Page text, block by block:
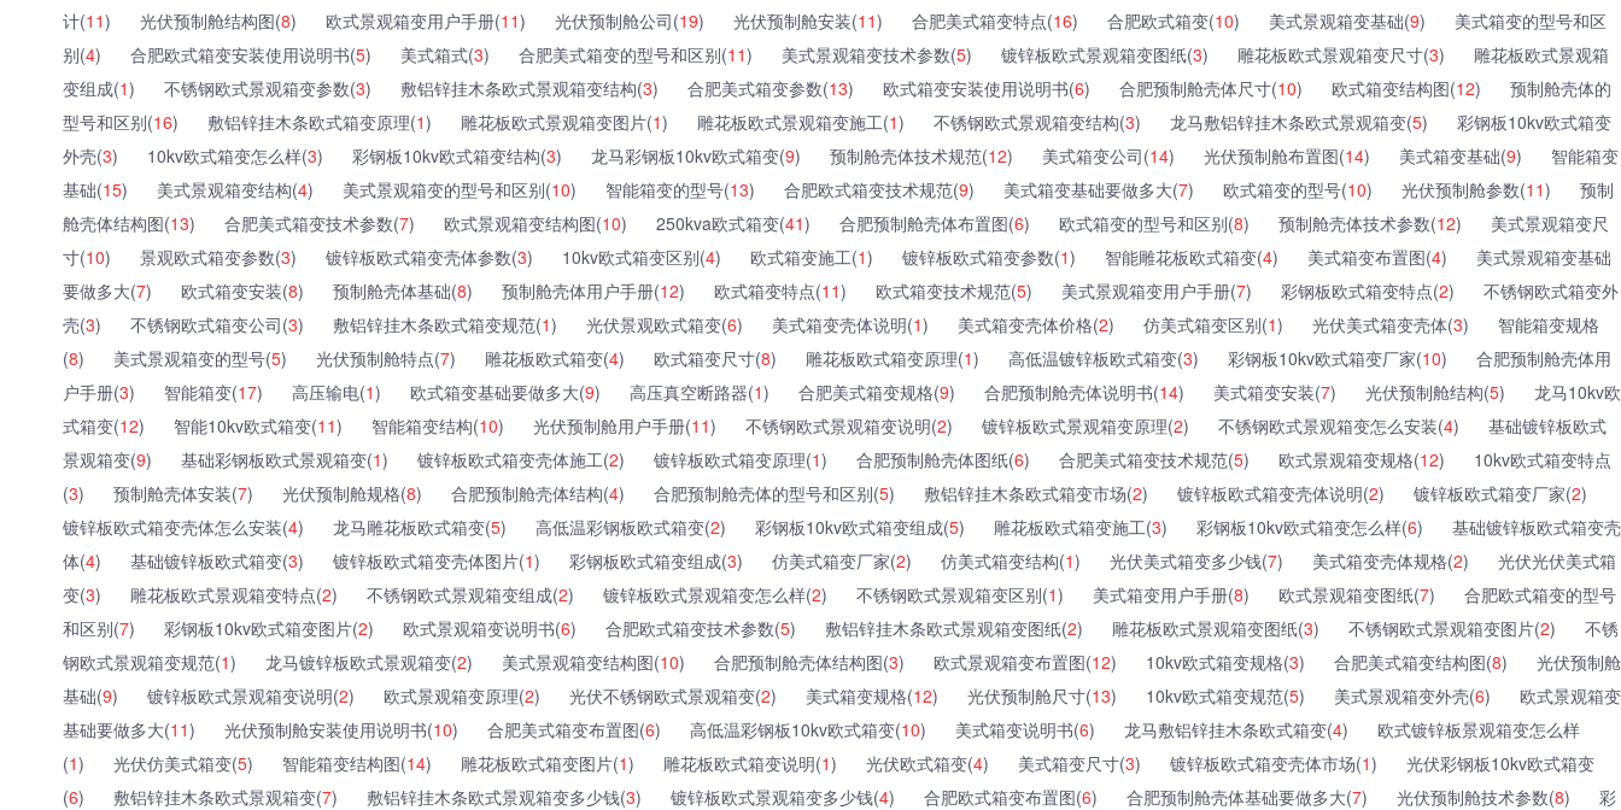
计(11) 光伏预制舱结构图(8) 欧式景观箱变用户手册(11) 光伏预制舱公司(19) 光伏预制舱安装(11) 合肥美式箱变特点(16) 合肥欧式箱变(10) 美式景观箱变基础(9)
美式箱变的型号和区
别(4) 合肥欧式箱变安装使用说明书(5) 美式箱式(3) 合肥美式箱变的型号和区别(11) 美式景观箱变技术参数(5) 镀锌板欧式景观箱变图纸(3) 雕花板欧式景观箱变尺寸(3)
雕花板欧式景观箱
变组成(1) 不锈钢欧式景观箱变参数(3) 敷铝锌挂木条欧式景观箱变结构(3) 合肥美式箱变参数(13) 欧式箱变安装使用说明书(6) 合肥预制舱壳体尺寸(10) 欧式箱变结构图(12)
预制舱壳体的
型号和区别(16) 敷铝锌挂木条欧式箱变原理(1) 雕花板欧式景观箱变图片(1) 雕花板欧式景观箱变施工(1) 不锈钢欧式景观箱变结构(3) 龙马敷铝锌挂木条欧式景观箱变(5)
彩钢板10kv欧式箱变
外壳(3) 10kv欧式箱变怎么样(3) 彩钢板10kv欧式箱变结构(3) 龙马彩钢板10kv欧式箱变(9) 预制舱壳体技术规范(12) 美式箱变公司(14) 光伏预制舱布置图(14) 美式箱变基础(9)
智能箱变
基础(15) 美式景观箱变结构(4) 美式景观箱变的型号和区别(10) 智能箱变的型号(13) 合肥欧式箱变技术规范(9) 美式箱变基础要做多大(7) 欧式箱变的型号(10) 光伏预制舱参数(11)
预制
舱壳体结构图(13) 合肥美式箱变技术参数(7) 欧式景观箱变结构图(10) 250kva欧式箱变(41) 合肥预制舱壳体布置图(6) 欧式箱变的型号和区别(8) 预制舱壳体技术参数(12)
美式景观箱变尺
寸(10) 景观欧式箱变参数(3) 镀锌板欧式箱变壳体参数(3) 10kv欧式箱变区别(4) 欧式箱变施工(1) 镀锌板欧式箱变参数(1) 智能雕花板欧式箱变(4) 美式箱变布置图(4)
美式景观箱变基础
要做多大(7) 欧式箱变安装(8) 预制舱壳体基础(8) 预制舱壳体用户手册(12) 欧式箱变特点(11) 欧式箱变技术规范(5) 美式景观箱变用户手册(7) 彩钢板欧式箱变特点(2)
不锈钢欧式箱变外
壳(3) 不锈钢欧式箱变公司(3) 敷铝锌挂木条欧式箱变规范(1) 光伏景观欧式箱变(6) 美式箱变壳体说明(1) 美式箱变壳体价格(2) 仿美式箱变区别(1) 光伏美式箱变壳体(3)
智能箱变规格
(8) 美式景观箱变的型号(5) 光伏预制舱特点(7) 雕花板欧式箱变(4) 欧式箱变尺寸(8) 雕花板欧式箱变原理(1) 高低温镀锌板欧式箱变(3) 彩钢板10kv欧式箱变厂家(10)
合肥预制舱壳体用
户手册(3) 智能箱变(17) 高压输电(1) 欧式箱变基础要做多大(9) 高压真空断路器(1) 合肥美式箱变规格(9) 合肥预制舱壳体说明书(14) 美式箱变安装(7) 光伏预制舱结构(5)
龙马10kv欧
式箱变(12) 智能10kv欧式箱变(11) 智能箱变结构(10) 光伏预制舱用户手册(11) 不锈钢欧式景观箱变说明(2) 镀锌板欧式景观箱变原理(2) 不锈钢欧式景观箱变怎么安装(4)
基础镀锌板欧式
景观箱变(9) 基础彩钢板欧式景观箱变(1) 镀锌板欧式箱变壳体施工(2) 镀锌板欧式箱变原理(1) 合肥预制舱壳体图纸(6) 合肥美式箱变技术规范(5) 欧式景观箱变规格(12)
10kv欧式箱变特点
(3) 预制舱壳体安装(7) 光伏预制舱规格(8) 合肥预制舱壳体结构(4) 合肥预制舱壳体的型号和区别(5) 敷铝锌挂木条欧式箱变市场(2) 镀锌板欧式箱变壳体说明(2) 镀锌板欧式箱变厂家(2)
镀锌板欧式箱变壳体怎么安装(4) 龙马雕花板欧式箱变(5) 高低温彩钢板欧式箱变(2) 彩钢板10kv欧式箱变组成(5) 雕花板欧式箱变施工(3) 彩钢板10kv欧式箱变怎么样(6)
基础镀锌板欧式箱变壳
体(4) 基础镀锌板欧式箱变(3) 镀锌板欧式箱变壳体图片(1) 彩钢板欧式箱变组成(3) 仿美式箱变厂家(2) 仿美式箱变结构(1) 光伏美式箱变多少钱(7) 美式箱变壳体规格(2)
光伏光伏美式箱
变(3) 雕花板欧式景观箱变特点(2) 不锈钢欧式景观箱变组成(2) 镀锌板欧式景观箱变怎么样(2) 不锈钢欧式景观箱变区别(1) 美式箱变用户手册(8) 欧式景观箱变图纸(7)
合肥欧式箱变的型号
和区别(7) 彩钢板10kv欧式箱变图片(2) 欧式景观箱变说明书(6) 合肥欧式箱变技术参数(5) 敷铝锌挂木条欧式景观箱变图纸(2) 雕花板欧式景观箱变图纸(3) 不锈钢欧式景观箱变图片(2)
不锈
钢欧式景观箱变规范(1) 龙马镀锌板欧式景观箱变(2) 美式景观箱变结构图(10) 合肥预制舱壳体结构图(3) 欧式景观箱变布置图(12) 10kv欧式箱变规格(3) 合肥美式箱变结构图(8)
光伏预制舱
基础(9) 镀锌板欧式景观箱变说明(2) 欧式景观箱变原理(2) 光伏不锈钢欧式景观箱变(2) 美式箱变规格(12) 光伏预制舱尺寸(13) 10kv欧式箱变规范(5) 美式景观箱变外壳(6)
欧式景观箱变
基础要做多大(11) 光伏预制舱安装使用说明书(10) 合肥美式箱变布置图(6) 高低温彩钢板10kv欧式箱变(10) 美式箱变说明书(6) 龙马敷铝锌挂木条欧式箱变(4)
欧式镀锌板景观箱变怎么样
(1) 光伏仿美式箱变(5) 智能箱变结构图(14) 雕花板欧式箱变图片(1) 雕花板欧式箱变说明(1) 光伏欧式箱变(4) 美式箱变尺寸(3) 镀锌板欧式箱变壳体市场(1)
光伏彩钢板10kv欧式箱变
(6) 敷铝锌挂木条欧式景观箱变(7) 敷铝锌挂木条欧式景观箱变多少钱(3) 镀锌板欧式景观箱变多少钱(4) 合肥欧式箱变布置图(6) 合肥预制舱壳体基础要做多大(7) 光伏预制舱技术参数(8)
彩